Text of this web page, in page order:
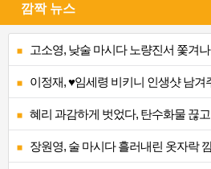
깜짝 뉴스
고소영, 낮술 마시다 노량진서 쫓겨나
이정재, ♥임세령 비키니 인생샷 남
혜리 과감하게 벗었다, 탄수화물 끊
장원영, 술 마시다 흘러내린 옷자락